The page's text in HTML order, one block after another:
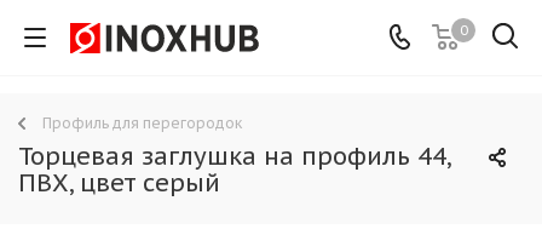
0
Профиль для перегородок
Торцевая заглушка на профиль 44,
ПВХ, цвет серый